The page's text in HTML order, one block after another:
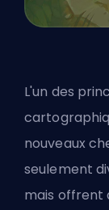
L'un des
nouveaux
seulement
mais offrent